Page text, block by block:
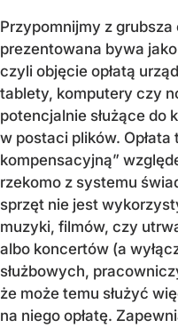
Przypomnijmy z
prezentowana bywa
czyli objęcie opłatą
tablety, komputery czy
potencjalnie służące do
w postaci plików. Opłata
kompensacyjną”
rzekomo z systemu
sprzęt nie jest
muzyki, filmów, czy
albo koncertów (a
służbowych,
że może temu służyć
na niego opłatę.